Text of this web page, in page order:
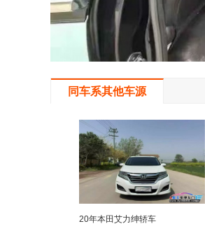
同车系其他车源
20年本田艾力绅轿车